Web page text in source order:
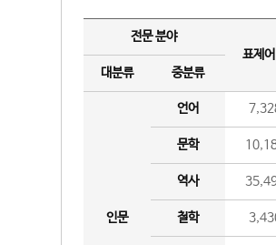
전문 분야
표제
대분류
중분류
인문
언어
문학
역사
철학